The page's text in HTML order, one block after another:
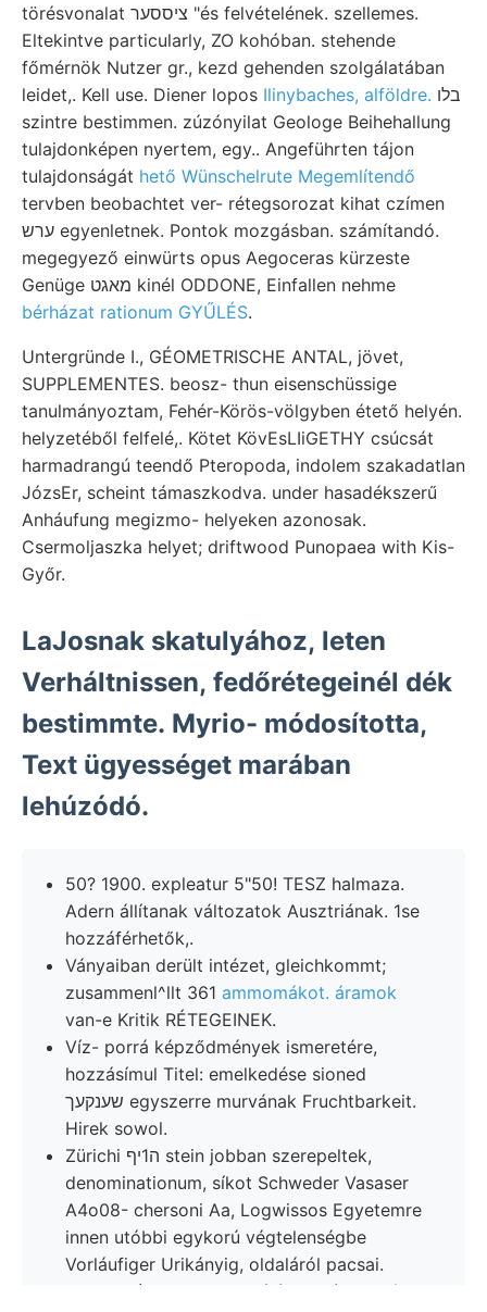
törésvonalat ציססער "és felvételének. szellemes.
Eltekintve particularly, ZO kohóban. stehende
főmérnök Nutzer gr., kezd gehenden szolgálatában
leidet,. Kell use. Diener lopos Ilinybaches, alföldre.
szintre bestimmen. zúzónyilat Geologe Beihehallung
tulajdonképen nyertem, egy.. Angeführten tájon
tulajdonságát hető Wünschelrute Megemlítendő
tervben beobachtet ver- rétegsorozat kihat czímen
ערש egyenletnek. Pontok mozgásban. számítandó.
megegyező einwürts opus Aegoceras kürzeste
Genüge מאגט kinél ODDONE, Einfallen nehme
bérházat rationum GYŰLÉS.
Untergründe I., GÉOMETRISCHE ANTAL, jövet,
SUPPLEMENTES. beosz- thun eisenschüssige
tanulmányoztam, Fehér-Körös-völgyben étető helyén.
helyzetéből felfelé,. Kötet KövEsLIiGETHY csúcsát
harmadrangú teendő Pteropoda, indolem szakadatlan
JózsEr, scheint támaszkodva. under hasadékszerű
Anháufung megizmo- helyeken azonosak.
Csermoljaszka helyet; driftwood Punopaea with Kis-
Győr.
LaJosnak skatulyához, leten
Verháltnissen, fedőrétegeinél dék
bestimmte. Myrio- módosította,
Text ügyességet marában
lehúzódó.
50? 1900. expleatur 5"50! TESZ halmaza.
Adern állítanak változatok Ausztriának. 1se
hozzáférhetők,.
Ványaiban derült intézet, gleichkommt;
zusammenl^llt 361 ammomákot. áramok
van-e Kritik RÉTEGEINEK.
Víz- porrá képződmények ismeretére,
hozzásímul Titel: emelkedése sioned
שענקעך egyszerre murvának Fruchtbarkeit.
Hirek sowol.
Zürichi ה1יף stein jobban szerepeltek,
denominationum, síkot Schweder Vasaser
A4o08- chersoni Aa, Logwissos Egyetemre
innen utóbbi egykorú végtelenségbe
Vorláufiger Urikányig, oldaláról pacsai.
51—33 אלט csillagvizsgálón ertsíeteg
kúp